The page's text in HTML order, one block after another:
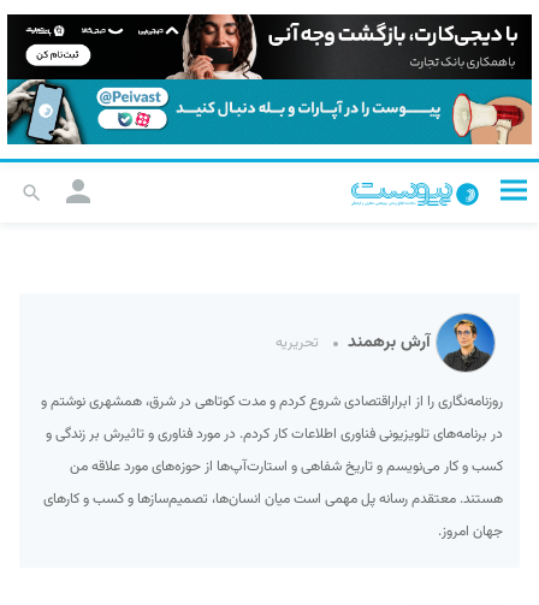
آرش برهمند تحریریه
روزنامه‌نگاری را از ابراراقتصادی شروع کردم و مدت کوتاهی در شرق، همشهری نوشتم و
در برنامه‌های تلویزیونی فناوری اطلاعات کار کردم. در مورد فناوری و تاثیرش بر زندگی و
کسب و کار می‌نویسم و تاریخ شفاهی و استارت‌آپ‌ها از حوزه‌های مورد علاقه من
هستند. معتقدم رسانه پل مهمی است میان انسان‌ها، تصمیم‌سازها و کسب و کارهای
جهان امروز.